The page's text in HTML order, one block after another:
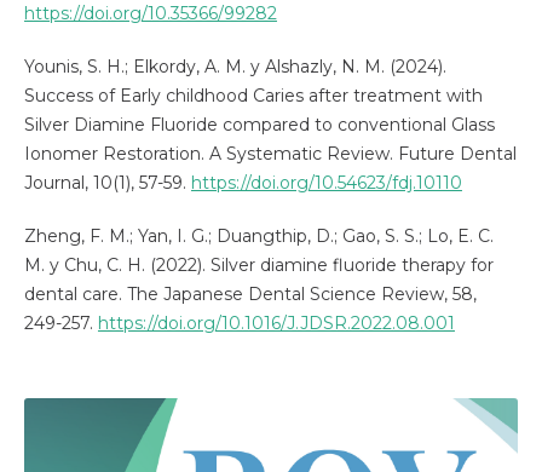
https://doi.org/10.35366/99282
Younis, S. H.; Elkordy, A. M. y Alshazly, N. M. (2024).
Success of Early childhood Caries after treatment with
Silver Diamine Fluoride compared to conventional Glass
Ionomer Restoration. A Systematic Review. Future Dental
Journal, 10(1), 57-59. https://doi.org/10.54623/fdj.10110
Zheng, F. M.; Yan, I. G.; Duangthip, D.; Gao, S. S.; Lo, E. C.
M. y Chu, C. H. (2022). Silver diamine fluoride therapy for
dental care. The Japanese Dental Science Review, 58,
249-257. https://doi.org/10.1016/J.JDSR.2022.08.001